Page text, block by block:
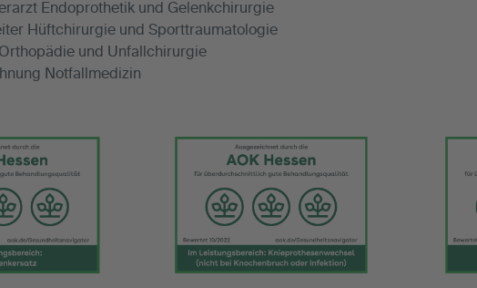
Endoprothetik und Gelenkchirurgie
Hüftchirurgie und Sporttraumatologie
und Unfallchirurgie
Notfallmedizin